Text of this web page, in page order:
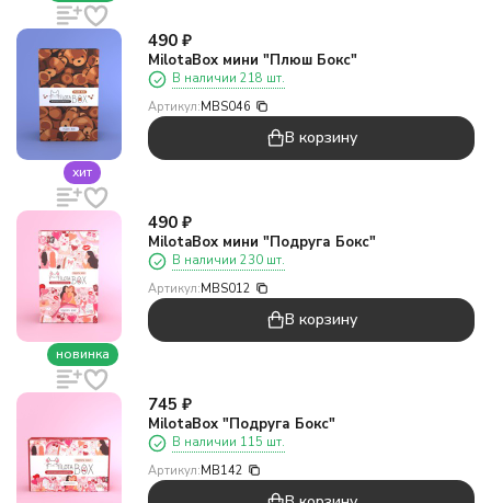
хит
490 ₽
MilotaBox мини "Плюш Бокс"
В наличии 218 шт.
Артикул:MBS046
В корзину
новинка
490 ₽
MilotaBox мини "Подруга Бокс"
В наличии 230 шт.
Артикул:MBS012
В корзину
745 ₽
MilotaBox "Подруга Бокс"
В наличии 115 шт.
Артикул:MB142